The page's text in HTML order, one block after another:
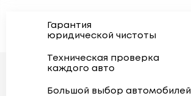
Гарантия
юридической чистоты
Техническая проверка
каждого авто
Большой выбор автомобилей